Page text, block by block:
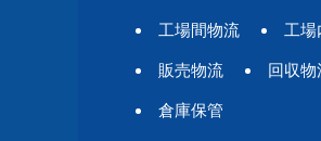
工場間物流 工場
販売物流 回収物
倉庫保管